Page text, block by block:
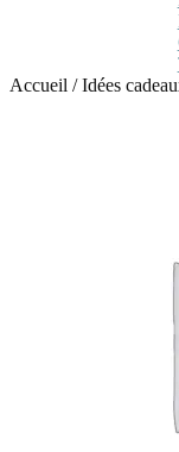
Accueil /Idées